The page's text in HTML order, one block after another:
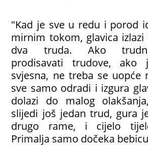
"Kad je sve u redu i porod
mirnim tokom, glavica
dva truda. Ako
prodisavati trudove,
svjesna, ne treba se uopće
sve samo odradi i izgura
dolazi do malog
slijedi još jedan trud, gura
drugo rame, i cijelo
Primalja samo dočeka